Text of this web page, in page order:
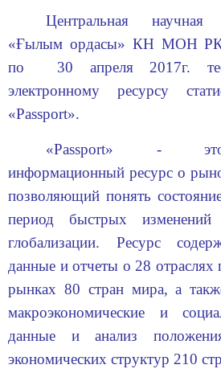
Центральная
«Ғылым ордасы» КН МОН РК
по 30 апреля 2017г.
электронному ресурсу
«Passport».
«Passport» - это
информационный ресурс о
позволяющий понять
период быстрых
глобализации. Ресурс
данные и отчеты о 28
рынках 80 стран мира, а
макроэкономические и
данные и анализ
экономических структур 210